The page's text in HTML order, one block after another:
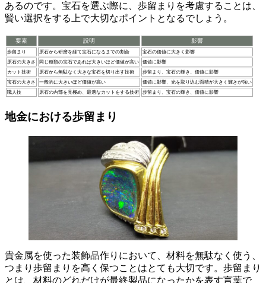
あるのです。宝石を選ぶ際に、 歩留まりを考慮することは、
賢い選択をする上で大切なポイント となるでしょう。
要素 説明 影響
歩留まり 原石から研磨を経て宝石になるまでの割合
宝石の価値に大きく影響
原石の大きさ
同じ種類の宝石であれば大きいほど価値が高い
価値に影響
カット技術
原石から無駄なく大きな宝石を切り出す技術
歩留まり、宝石の輝き、価値に影響
宝石の大きさ
一般的に大きいほど価値が高い
価値に影響、光を取り込む面積が大きく輝きが強い
職人技
原石の内部を見極め、最適なカットをする技術 歩留まり、宝石の輝き、価値に影響
地金における歩留まり
貴金属を使った装飾品作りにおいて、材料を無駄なく使う、
つまり歩留まりを高く保つことはとても大切です。歩留まり
とは、 材料のどれだけが最終製品になったかを表す言葉で